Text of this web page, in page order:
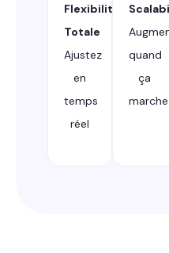
Flexibilité
Totale
Ajustez
en
temps
réel
quand
ça
marche